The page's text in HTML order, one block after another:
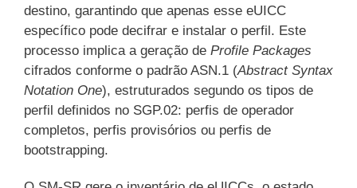
destino, garantindo que apenas esse eUICC
específico pode decifrar e instalar o perfil. Este
processo implica a geração de Profile Packages
cifrados conforme o padrão ASN.1 (Abstract Syntax
Notation One), estruturados segundo os tipos de
perfil definidos no SGP.02: perfis de operador
completos, perfis provisórios ou perfis de
bootstrapping.